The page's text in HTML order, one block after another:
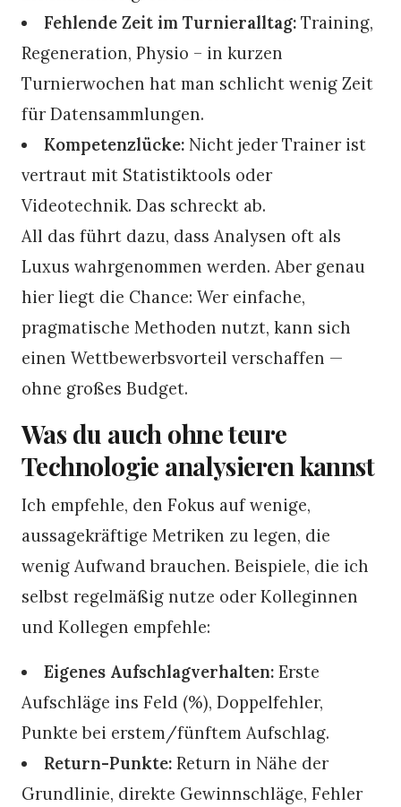
Fehlende Zeit im Turnieralltag: Training,
Regeneration, Physio – in kurzen
Turnierwochen hat man schlicht wenig Zeit
für Datensammlungen.
Kompetenzlücke: Nicht jeder Trainer ist
vertraut mit Statistiktools oder
Videotechnik. Das schreckt ab.
All das führt dazu, dass Analysen oft als
Luxus wahrgenommen werden. Aber genau
hier liegt die Chance: Wer einfache,
pragmatische Methoden nutzt, kann sich
einen Wettbewerbsvorteil verschaffen —
ohne großes Budget.
Was du auch ohne teure
Technologie analysieren kannst
Ich empfehle, den Fokus auf wenige,
aussagekräftige Metriken zu legen, die
wenig Aufwand brauchen. Beispiele, die ich
selbst regelmäßig nutze oder Kolleginnen
und Kollegen empfehle:
Eigenes Aufschlagverhalten: Erste
Aufschläge ins Feld (%), Doppelfehler,
Punkte bei erstem/fünftem Aufschlag.
Return-Punkte: Return in Nähe der
Grundlinie, direkte Gewinnschläge, Fehler